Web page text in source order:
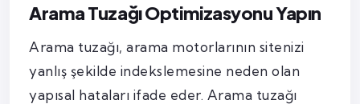
Arama Tuzağı Optimizasyonu Yapın
Arama tuzağı, arama motorlarının sitenizi
yanlış şekilde indekslemesine neden olan
yapısal hataları ifade eder. Arama tuzağı